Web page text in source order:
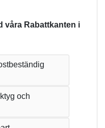
våra Rabattkanten i
och